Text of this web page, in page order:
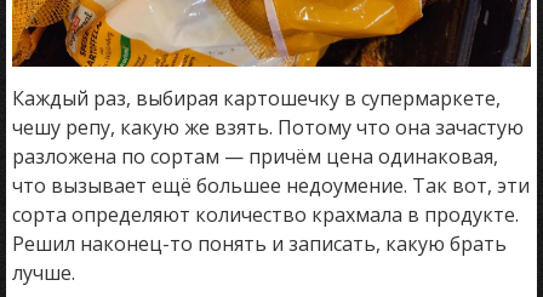
Каждый раз, выбирая картошечку в супермаркете,
чешу репу, какую же взять. Потому что она зачастую
разложена по сортам — причём цена одинаковая,
что вызывает ещё большее недоумение. Так вот, эти
сорта определяют количество крахмала в продукте.
Решил наконец-то понять и записать, какую брать
лучше.